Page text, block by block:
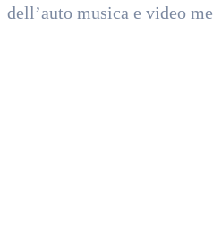
dell’auto musica e video